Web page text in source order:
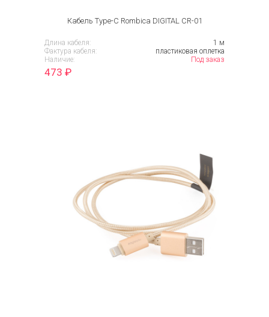
Кабель Type-C Rombica DIGITAL CR-01
Длина кабеля:
1 м
Фактура кабеля:
пластиковая оплетка
Наличие:
Под заказ
473 ₽